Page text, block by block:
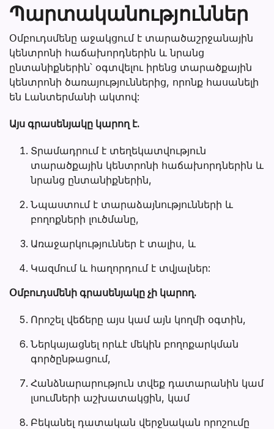
Պարտականություններ
Օմբուդսմենը աջակցում է տարածաշրջանային
կենտրոնի հաճախորդներին և նրանց
ընտանիքներին՝ օգտվելու իրենց տարածքային
կենտրոնի ծառայություններից, որոնք հասանելի
են Լանտերմանի ակտով:
Այս գրասենյակը կարող է.
Տրամադրում է տեղեկատվություն
տարածքային կենտրոնի հաճախորդներին և
նրանց ընտանիքներին,
Նպաստում է տարաձայնությունների և
բողոքների լուծմանը,
Առաջարկություններ է տալիս, և
Կազմում և հաղորդում է տվյալներ:
Օմբուդսմենի գրասենյակը չի կարող.
Որոշել վեճերը այս կամ այն կողմի օգտին,
Ներկայացնել որևէ մեկին բողոքարկման
գործընթացում,
Հանձնարարություն տվեք դատարանին կամ
լսումների աշխատակցին, կամ
Բեկանել դատական վերջնական որոշումը